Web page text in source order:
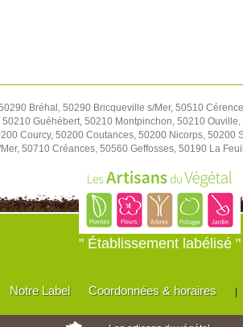
Bréhal, 50290 Bricqueville s/Mer, 50510
Guéhébert, 50210 Montpinchon, 50210
Courcy, 50200 Coutances, 50200 Nicorps,
50710 Créances, 50560 Geffosses, 50190 La
" Établissement labélisé "
Notre Label Coordonnées & horaires |